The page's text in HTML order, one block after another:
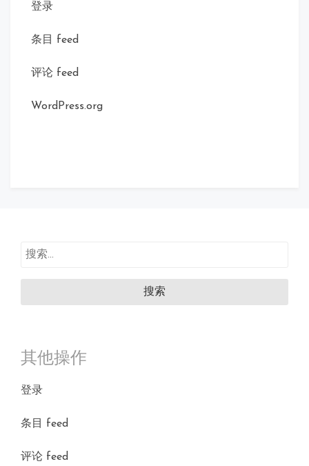
登录
条目 feed
评论 feed
WordPress.org
搜
其他操作
登录
条目 feed
评论 feed